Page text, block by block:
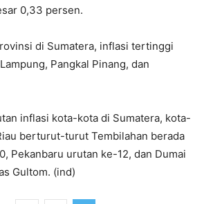
0,33 persen.
di Sumatera, inflasi tertinggi
Pangkal Pinang, dan
inflasi kota-kota di Sumatera, kota-
berturut-turut Tembilahan berada
Pekanbaru urutan ke-12, dan Dumai
Gultom. (ind)